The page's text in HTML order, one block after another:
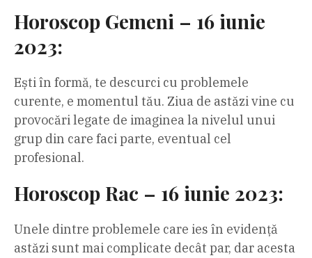
Horoscop Gemeni – 16 iunie
2023:
Ești în formă, te descurci cu problemele
curente, e momentul tău. Ziua de astăzi vine cu
provocări legate de imaginea la nivelul unui
grup din care faci parte, eventual cel
profesional.
Horoscop Rac – 16 iunie 2023:
Unele dintre problemele care ies în evidență
astăzi sunt mai complicate decât par, dar acesta